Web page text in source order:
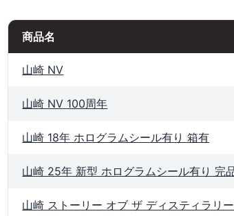
商品名
山崎 NV
山崎 NV 100周年
山崎 18年 ホログラムシール有り 箱有
山崎 25年 新型 ホログラムシール有り 完
山崎 ストーリー オブ ザ ディスティラリ